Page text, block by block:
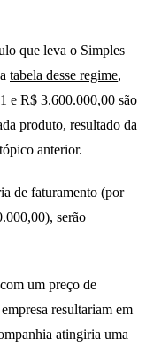
que leva o Simples
tabela desse regime,
e R$ 3.600.000,00 são
produto, resultado da
anterior.
de faturamento (por
serão
um preço de
resultariam em
atingiria uma